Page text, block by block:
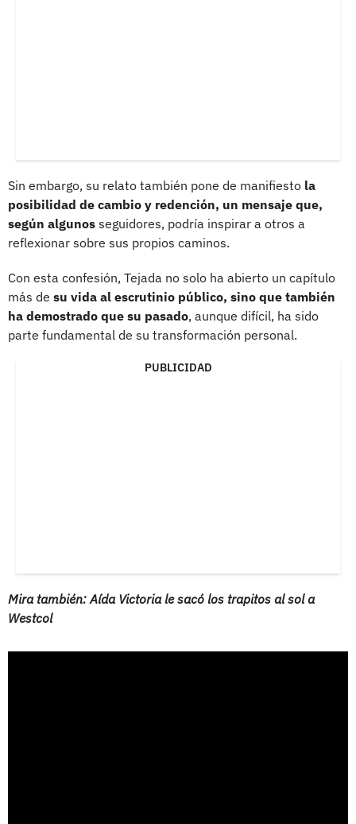
Sin embargo, su relato también pone de manifiesto la
posibilidad de cambio y redención, un mensaje que,
según algunos seguidores, podría inspirar a otros a
reflexionar sobre sus propios caminos.
Con esta confesión, Tejada no solo ha abierto un capítulo
más de su vida al escrutinio público, sino que también
ha demostrado que su pasado, aunque difícil, ha sido
parte fundamental de su transformación personal.
PUBLICIDAD
Mira también: Aída Victoria le sacó los trapitos al sol a
Westcol